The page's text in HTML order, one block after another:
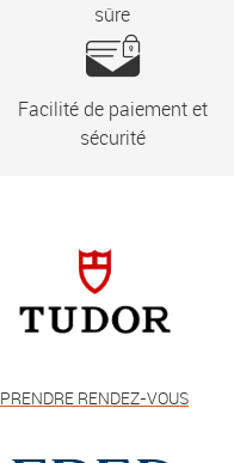
sûre
Facilité de paiement et
sécurité
PRENDRE RENDEZ-VOUS